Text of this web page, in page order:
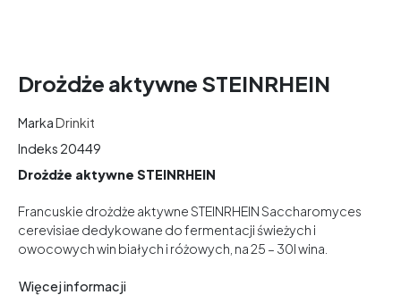
Drożdże aktywne STEINRHEIN
MarkaDrinkit
Indeks 20449
Drożdże aktywne STEINRHEIN
Francuskie drożdże aktywne STEINRHEIN Saccharomyces
cerevisiae dedykowane do fermentacji świeżych i
owocowych win białych i różowych, na 25 – 30l wina.
Więcej informacji